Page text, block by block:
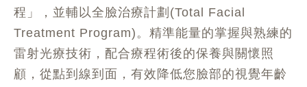
程」，並輔以全臉治療計劃(Total Facial
Treatment Program)。精準能量的掌握與熟練的
雷射光療技術，配合療程術後的保養與關懷照
顧，從點到線到面，有效降低您臉部的視覺年齡